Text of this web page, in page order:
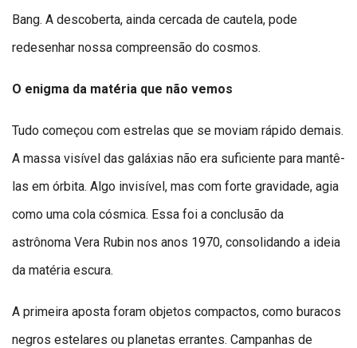
Bang. A descoberta, ainda cercada de cautela, pode
redesenhar nossa compreensão do cosmos.
O enigma da matéria que não vemos
Tudo começou com estrelas que se moviam rápido demais.
A massa visível das galáxias não era suficiente para mantê-
las em órbita. Algo invisível, mas com forte gravidade, agia
como uma cola cósmica. Essa foi a conclusão da
astrônoma Vera Rubin nos anos 1970, consolidando a ideia
da matéria escura.
A primeira aposta foram objetos compactos, como buracos
negros estelares ou planetas errantes. Campanhas de